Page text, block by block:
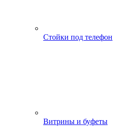
Стойки под телефон
Витрины и буфеты